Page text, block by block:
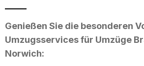
Genießen Sie die besonderen
Umzugsservices für Umzüge
Norwich: